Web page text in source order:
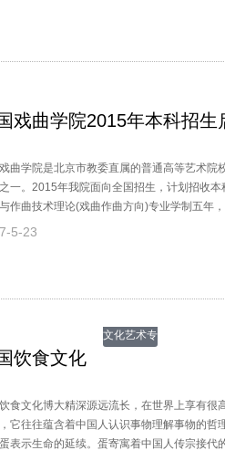
戏曲学院2015年本科招生
曲学院是北京市教委直属的普通高等艺术
一。2015年我院面向全国招生，计划招收
作曲技术理论(戏曲作曲方向)专业学制五年
院2015年本科招生启动仪式的相关内容。敬
5-23
饮食文化
文化艺术专
食文化博大精深源远流长，在世界上享有很
它往往蕴含着中国人认识事物理解事物的
表示生命的延续。蛋寄寓着中国人传宗接代